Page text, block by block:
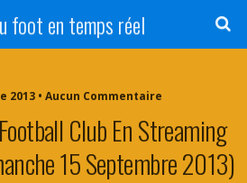
foot en temps réel
2013 • Aucun Commentaire
Club En Streaming
15 Septembre 2013)